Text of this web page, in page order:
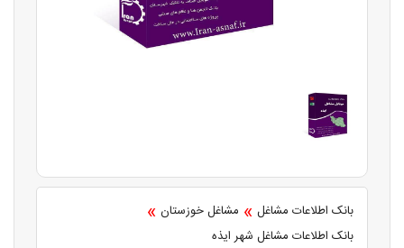
بانک اطلاعات مشاغل » مشاغل خوزستان »
بانک اطلاعات مشاغل شهر ایذه